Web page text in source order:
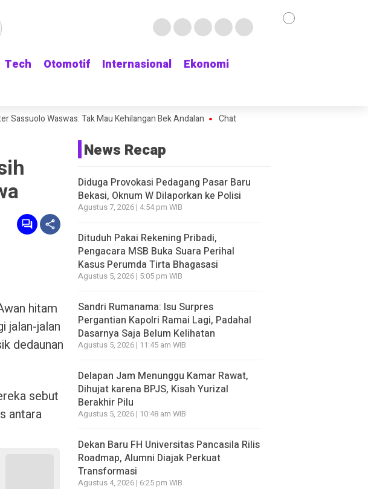
Tech Otomotif Internasional
Ekonomi
Tech Otomotif Internasional
Ekonomi
Waswas: Tak Mau Kehilangan Bek Andalan Chat WhatsApp Terakhir Terduga Mutilasi
hitam
jalan-jalan
dedaunan
sebut
antara
News Recap
Diduga Provokasi Pedagang Pasar Baru
Bekasi, Oknum W Dilaporkan ke Polisi
Agustus 7, 2026 | 4:54 pm WIB
Dituduh Pakai Rekening Pribadi,
Pengacara MSB Buka Suara Perihal
Kasus Perumda Tirta Bhagasasi
Agustus 5, 2026 | 5:05 pm WIB
Sandri Rumanama: Isu Surpres
Pergantian Kapolri Ramai Lagi, Padahal
Dasarnya Saja Belum Kelihatan
Agustus 5, 2026 | 11:45 am WIB
Delapan Jam Menunggu Kamar Rawat,
Dihujat karena BPJS, Kisah Yurizal
Berakhir Pilu
Agustus 5, 2026 | 10:48 am WIB
Dekan Baru FH Universitas Pancasila Rilis
Roadmap, Alumni Diajak Perkuat
Transformasi
Agustus 4, 2026 | 6:25 pm WIB